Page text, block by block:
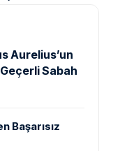
Aurelius’un
Sabah
Başarısız